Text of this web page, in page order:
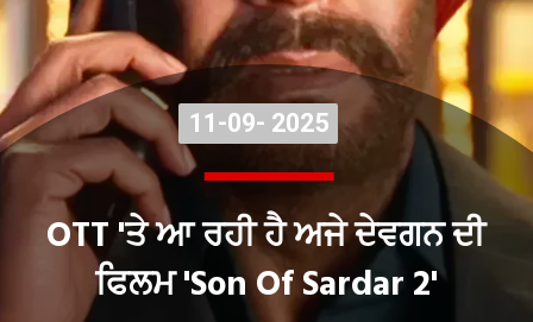
OTT 'ਤੇ ਆ ਰਹੀ ਹੈ ਅਜੇ ਦੇਵਗਨ ਦੀ
ਫਿਲਮ 'Son Of Sardar 2'
11-09- 2025
11-09- 2025